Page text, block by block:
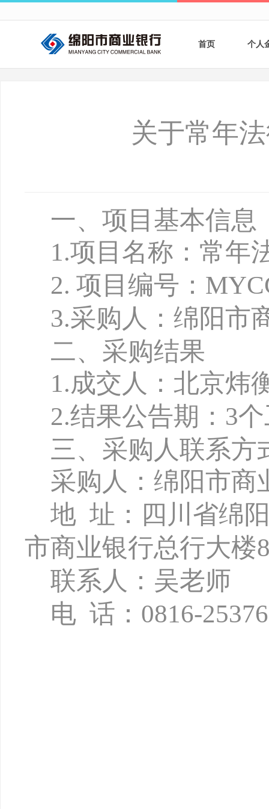
首页 个人
银
关于常年
一、项目基本信息
1.项目名称：常年
2. 项目编号：
3.采购人：绵阳市
二、采购结果
1.成交人：北京炜
2.结果公告期： 3
三、采购人联系方
采购人：绵阳市商
地 址：四川省绵
市商业银行总行大楼
联系人：吴老师
电 话： 0816-